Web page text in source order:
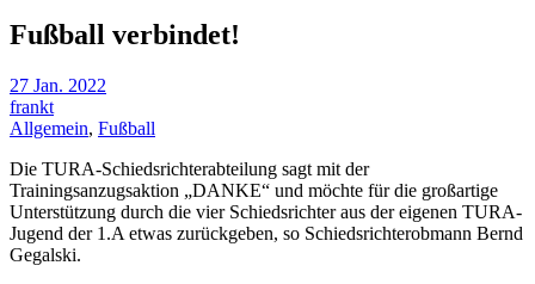
Fußball verbindet!
27 Jan. 2022
frankt
Allgemein, Fußball
Die TURA-Schiedsrichterabteilung sagt mit der
Trainingsanzugsaktion „DANKE“ und möchte für die großartige
Unterstützung durch die vier Schiedsrichter aus der eigenen TURA-
Jugend der 1.A etwas zurückgeben, so Schiedsrichterobmann Bernd
Gegalski.